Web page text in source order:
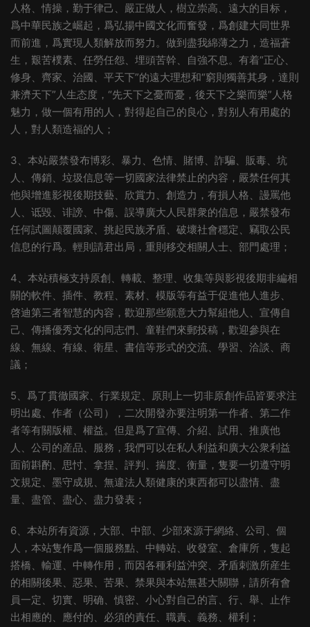
人格、情操，勤于律己、嚴正做人，樹立崇高、遠大的目标，
爲中華民族之崛起，爲弘揚中國文化而奮發，爲創建大同世界
而前進，爲實現人類解放而努力。做到盡我綿薄之力，造福蒼
生，艱苦樸素、任勞任怨、埋頭苦幹、自強不息。有着“正心、
修身、齊家、治國、平天下”的遠大理想和“窮則獨善其身，達則
兼濟天下”人生态度，“先天下之憂而憂，後天下之樂而樂”人格
魅力，做一個有用的人，對得起自己的良心，對别人有用處的
人，對人類造福的人；
3、本站嚴禁發布博彩、暴力、色情、賭博、詐騙、販毒、坑
人、傳銷、垃圾信息等一切國家法律禁止的内容，嚴禁任何其
他與增進影視後期技藝、欣賞力、創造力，有損人格、謾罵他
人、诋毀、诽謗、中傷、誤導廣大人民群衆的信息，嚴禁發布
任何試圖颠覆國家、挑起民族矛盾、破壞社會穩定、竊取公民
信息的行爲。輕則請君出局，重則移交相關人士、部門處理；
4、本站積極支持原創、轉載、整理、收集等與影視後期非編相
關的軟件、插件、教程、素材、模版等有益于促進他人進步、
啓迪第三者智慧的内容，歡迎那些願意大力幫組他人、宣傳自
己、傳播優秀文化的同志們、童鞋們來郵投稿，歡迎參與在
線、無線、有線、衛星、書信等形式的交流、學習、洽談、商
議；
5、爲了貫徹國家、行業規定、原則上一切非原創作品皆要求注
明出處、作者（公司），二次開發亦要注明第一作者、第二作
者等有關版權、權益。但是爲了宣傳、介紹、試用、推廣他
人、公司的産品、服務，我們可以在私人利益和廣大公衆利益
面前斟酌、思忖、拿捏、評判、揣度、衡量，隻要一切遵守明
文規定、墨守成規、無違法人類健康的東西都可以盡情、盡
量、盡管、盡心、盡力發表；
6、本站所有資源，大部、中部、少部來源于網絡、公司、個
人，本站隻作爲一個服務點、中轉站、收發室、倉庫所，隻起
搭橋、輸運、中轉作用，而因各種利益沖突、矛盾刺激所産生
的相關後果、惡果、苦果、禁果與本站無甚大關聯，請所有會
員一定、切實、明确、慎密、小心對自己的言、行、舉、止作
出相應的、應付的、必須的責任、職責、義務、權利；